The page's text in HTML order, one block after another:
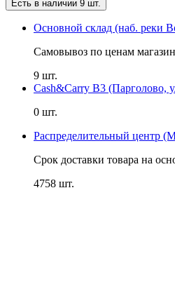
Есть в наличии 9 шт.
Основной склад (наб. реки
Самовывоз по ценам
9 шт.
Cash&Carry B3 (Парголово,
0 шт.
Распределительный центр
Срок доставки товара на
4758 шт.